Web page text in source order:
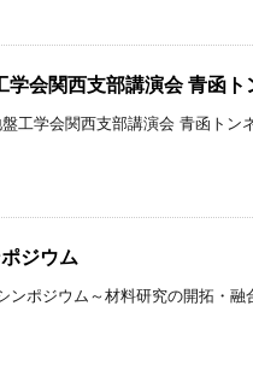
学会関西支部講演会 青函ト
工学会関西支部講演会 青函トン
ジウム
ンポジウム～材料研究の開拓・